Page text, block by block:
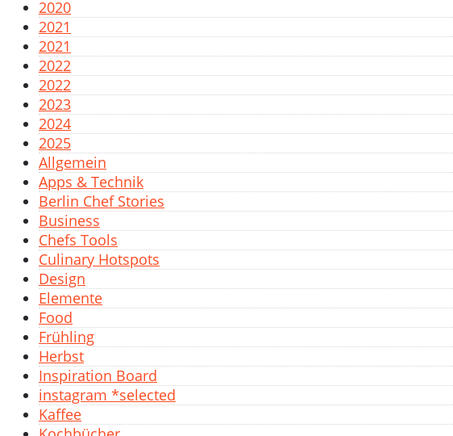
2020
2021
2021
2022
2022
2023
2024
2025
Allgemein
Apps & Technik
Berlin Chef Stories
Business
Chefs Tools
Culinary Hotspots
Design
Elemente
Food
Frühling
Herbst
Inspiration Board
instagram *selected
Kaffee